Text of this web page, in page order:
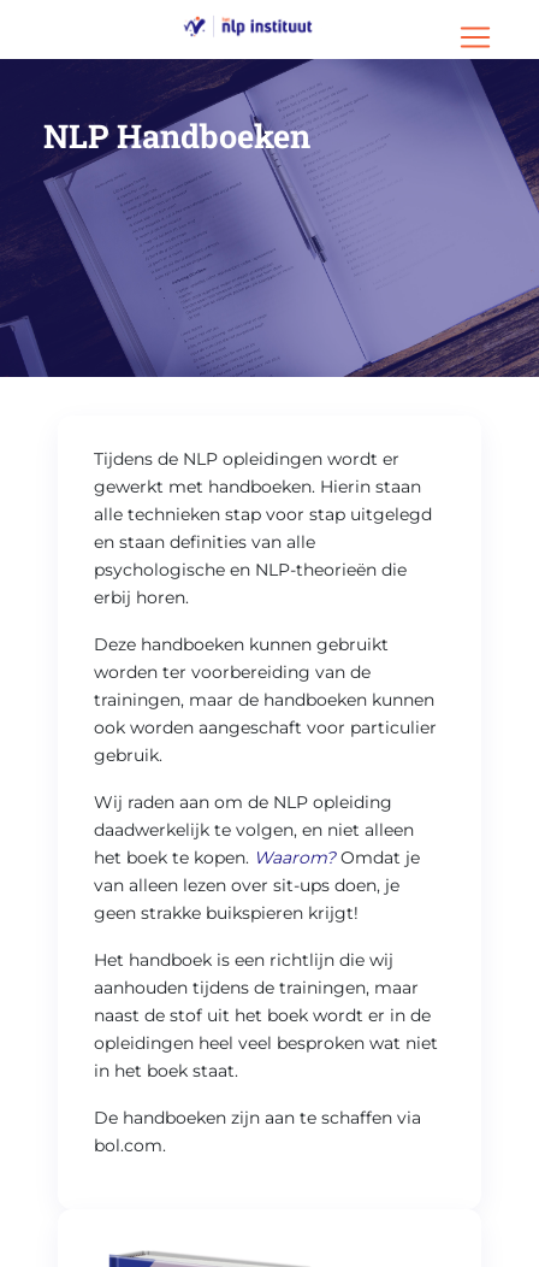
Menu
NLP Handboeken
Tijdens de NLP opleidingen wordt er
gewerkt met handboeken. Hierin staan
alle technieken stap voor stap uitgelegd
en staan definities van alle
psychologische en NLP-theorieën die
erbij horen.
Deze handboeken kunnen gebruikt
worden ter voorbereiding van de
trainingen, maar de handboeken kunnen
ook worden aangeschaft voor particulier
gebruik.
Wij raden aan om de NLP opleiding
daadwerkelijk te volgen, en niet alleen
het boek te kopen. Waarom?Omdat je
van alleen lezen over sit-ups doen, je
geen strakke buikspieren krijgt!
Het handboek is een richtlijn die wij
aanhouden tijdens de trainingen, maar
naast de stof uit het boek wordt er in de
opleidingen heel veel besproken wat niet
in het boek staat.
De handboeken zijn aan te schaffen via
bol.com.